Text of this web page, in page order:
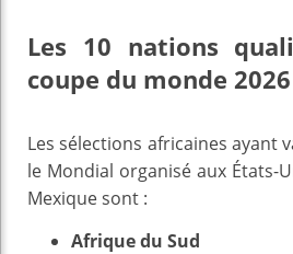
Les 10 nations
coupe du monde 2026
Les sélections africaines ayant
le Mondial organisé aux États-
Mexique sont :
Afrique du Sud